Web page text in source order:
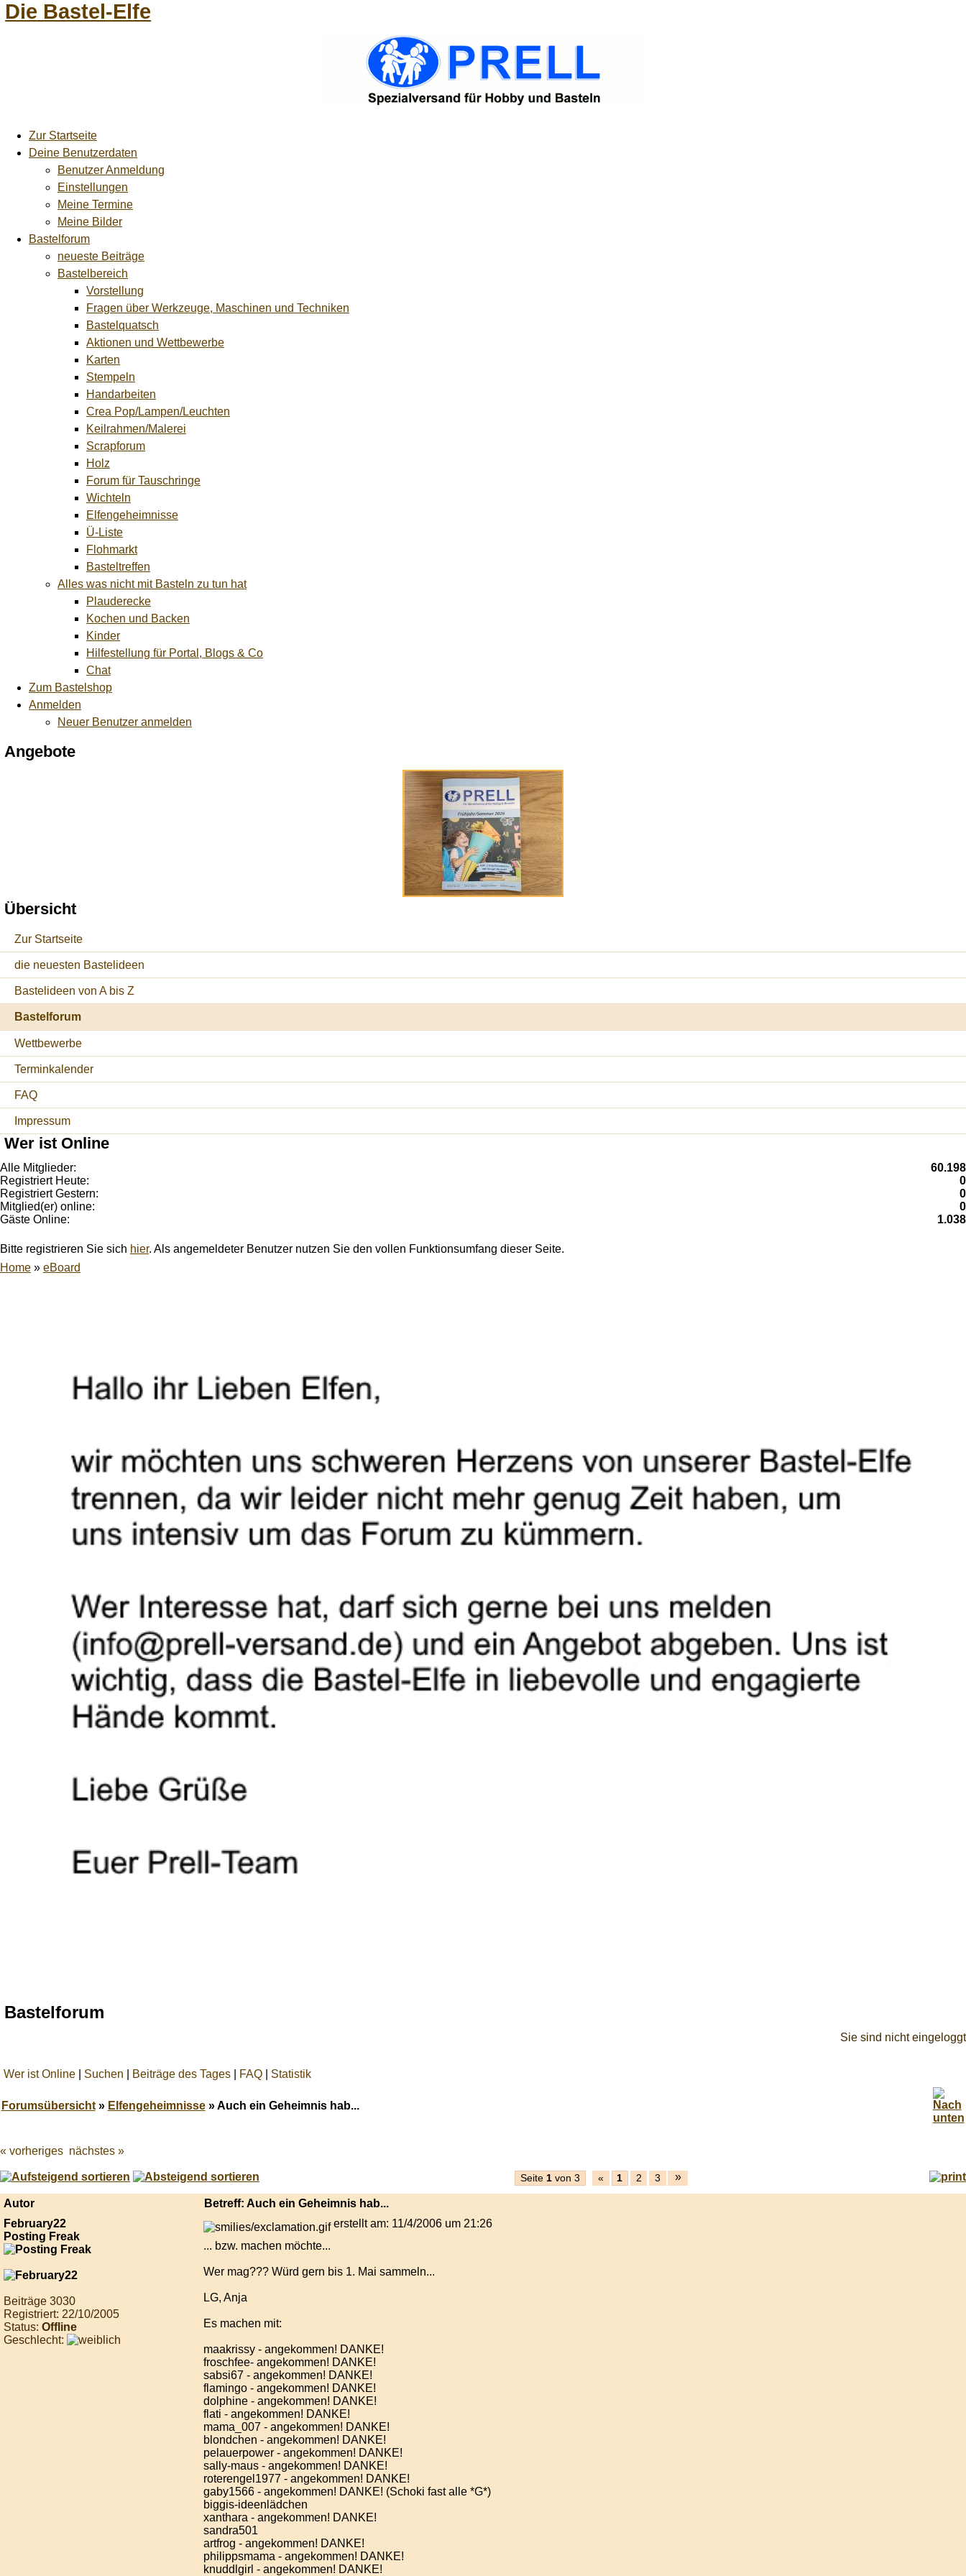
Die Bastel-Elfe
Zur Startseite
Deine Benutzerdaten
Benutzer Anmeldung
Einstellungen
Meine Termine
Meine Bilder
Bastelforum
neueste Beiträge
Bastelbereich
Vorstellung
Fragen über Werkzeuge, Maschinen und Techniken
Bastelquatsch
Aktionen und Wettbewerbe
Karten
Stempeln
Handarbeiten
Crea Pop/Lampen/Leuchten
Keilrahmen/Malerei
Scrapforum
Holz
Forum für Tauschringe
Wichteln
Elfengeheimnisse
Ü-Liste
Flohmarkt
Basteltreffen
Alles was nicht mit Basteln zu tun hat
Plauderecke
Kochen und Backen
Kinder
Hilfestellung für Portal, Blogs & Co
Chat
Zum Bastelshop
Anmelden
Neuer Benutzer anmelden
Angebote
Übersicht
Zur Startseite
die neuesten Bastelideen
Bastelideen von A bis Z
Bastelforum
Wettbewerbe
Terminkalender
FAQ
Impressum
Wer ist Online
Alle Mitglieder:
60.198
Registriert Heute:
0
Registriert Gestern:
0
Mitglied(er) online:
0
Gäste Online:
1.038
Bitte registrieren Sie sich hier. Als angemeldeter Benutzer nutzen Sie den vollen Funktionsumfang dieser Seite.
Home » eBoard
Bastelforum
Sie sind nicht eingeloggt
Wer ist Online Suchen Beiträge des Tages FAQ Statistik
Forumsübersicht» Elfengeheimnisse» Auch ein Geheimnis hab...
Best
live
casino
reviews.
« vorheriges nächstes »
Seite 1von 3 « 1 2 3 »
Autor
Betreff: Auch ein Geheimnis hab...
February22
Posting Freak
Beiträge 3030
Registriert: 22/10/2005
Status: Offline
Geschlecht:
erstellt am: 11/4/2006 um 21:26
... bzw. machen möchte...
Wer mag??? Würd gern bis 1. Mai sammeln...
LG, Anja
Es machen mit:
maakrissy - angekommen! DANKE!
froschfee- angekommen! DANKE!
sabsi67 - angekommen! DANKE!
flamingo - angekommen! DANKE!
dolphine - angekommen! DANKE!
flati - angekommen! DANKE!
mama_007 - angekommen! DANKE!
blondchen - angekommen! DANKE!
pelauerpower - angekommen! DANKE!
sally-maus - angekommen! DANKE!
roterengel1977 - angekommen! DANKE!
gaby1566 - angekommen! DANKE! (Schoki fast alle *G*)
biggis-ideenlädchen
xanthara - angekommen! DANKE!
sandra501
artfrog - angekommen! DANKE!
philippsmama - angekommen! DANKE!
knuddlgirl - angekommen! DANKE!